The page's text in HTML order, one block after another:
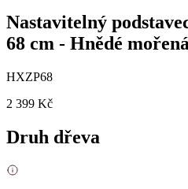
Nastavitelný
68 cm - Hnědé
HXZP68
2 399 Kč
Druh dřeva